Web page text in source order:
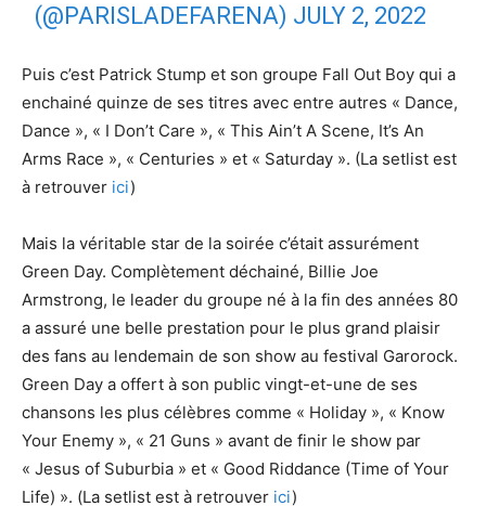
(@PARISLADEFARENA) JULY 2, 2022
Puis c’est Patrick Stump et son groupe Fall Out Boy qui a
enchainé quinze de ses titres avec entre autres « Dance,
Dance », « I Don’t Care », « This Ain’t A Scene, It’s An
Arms Race », « Centuries » et « Saturday ». (La setlist est
à retrouver ici)
Mais la véritable star de la soirée c’était assurément
Green Day. Complètement déchainé, Billie Joe
Armstrong, le leader du groupe né à la fin des années 80
a assuré une belle prestation pour le plus grand plaisir
des fans au lendemain de son show au festival Garorock.
Green Day a offert à son public vingt-et-une de ses
chansons les plus célèbres comme « Holiday », « Know
Your Enemy », « 21 Guns » avant de finir le show par
« Jesus of Suburbia » et « Good Riddance (Time of Your
Life) ». (La setlist est à retrouver ici)